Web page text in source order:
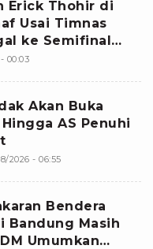
Erick Thohir di
Usai Timnas
ke Semifinal
Jangan Hujat
00:03
Akan Buka
AS Penuhi
2026 - 06:55
Bendera
Bandung Masih
Umumkan